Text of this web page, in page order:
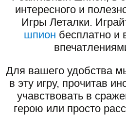
интересного и
Игры Леталки.
шпион бесплатно и
Для вашего удобства
в эту игру, прочитав
учавствовать в
герою или просто